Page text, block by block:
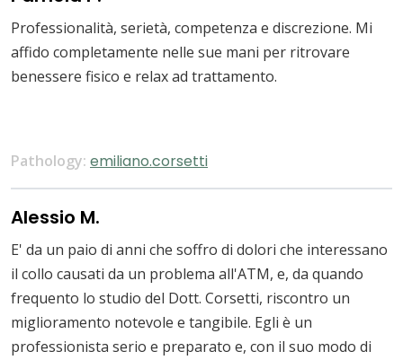
Professionalità, serietà, competenza e discrezione. Mi
affido completamente nelle sue mani per ritrovare
benessere fisico e relax ad trattamento.
Pathology: emiliano.corsetti
Alessio M.
E' da un paio di anni che soffro di dolori che interessano
il collo causati da un problema all'ATM, e, da quando
frequento lo studio del Dott. Corsetti, riscontro un
miglioramento notevole e tangibile. Egli è un
professionista serio e preparato e, con il suo modo di